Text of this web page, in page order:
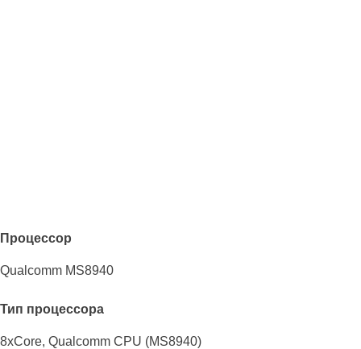
Процессор
Qualcomm MS8940
Тип процессора
8xCore, Qualcomm CPU (MS8940)